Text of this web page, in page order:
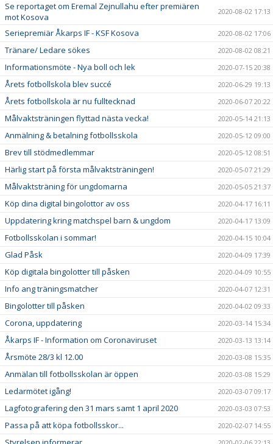
Se reportaget om Eremal Zejnullahu efter premiären
mot Kosova
2020-08-02 17:13
Seriepremiär Åkarps IF - KSF Kosova 2020-08-02 17:06
Tränare/ Ledare sökes 2020-08-02 08:21
Informationsmöte - Nya boll och lek 2020-07-15 20:38
Årets fotbollskola blev succé 2020-06-29 19:13
Årets fotbollskola är nu fulltecknad 2020-06-07 20:22
Målvaktsträningen flyttad nästa vecka! 2020-05-14 21:13
Anmälning & betalning fotbollsskola 2020-05-12 09:00
Brev till stödmedlemmar 2020-05-12 08:51
Härlig start på första målvaktsträningen! 2020-05-07 21:29
Målvaktsträning för ungdomarna 2020-05-05 21:37
Köp dina digital bingolottor av oss 2020-04-17 16:11
Uppdatering kring matchspel barn & ungdom 2020-04-17 13:09
Fotbollsskolan i sommar! 2020-04-15 10:04
Glad Påsk 2020-04-09 17:39
Köp digitala bingolotter till påsken 2020-04-09 10:55
Info ang träningsmatcher 2020-04-07 12:31
Bingolotter till påsken 2020-04-02 09:33
Corona, uppdatering 2020-03-14 15:34
Åkarps IF - Information om Coronaviruset 2020-03-13 13:14
Årsmöte 28/3 kl 12.00 2020-03-08 15:35
Anmälan till fotbollsskolan är öppen 2020-03-08 15:29
Ledarmötet igång! 2020-03-07 09:17
Lagfotografering den 31 mars samt 1 april 2020 2020-03-03 07:53
Passa på att köpa fotbollsskor... 2020-02-07 14:55